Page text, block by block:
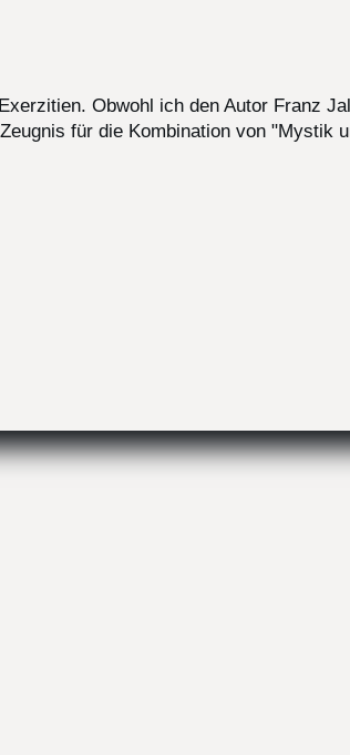
Obwohl ich den Autor Franz
für die Kombination von "Mystik